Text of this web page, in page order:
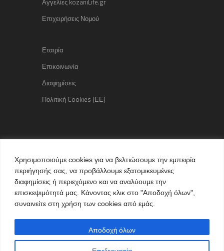
Χρησιμοποιούμε cookies για να βελτιώσουμε την εμπειρία
περιήγησής σας, να προβάλλουμε εξατομικευμένες
διαφημίσεις ή περιεχόμενο και να αναλύουμε την
επισκεψιμότητά μας. Κάνοντας κλικ στο "Αποδοχή όλων",
συναινείτε στη χρήση των cookies από εμάς.
Αποδοχή όλων
Αγγελίες kozaniLife.gr
Επιχειρήσεις Νομού
Εταιρία
Επικοινωνία
Διαφημίσεις
Πολιτική Cookies (ΕΕ)
Copyright © 2015 kozaniLife.gr
All Rights reserved
Internet Services & Advertisement
by kozaniLife.gr